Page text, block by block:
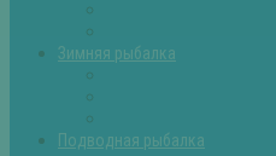
Зимняя рыбалка
Подводная рыбалка